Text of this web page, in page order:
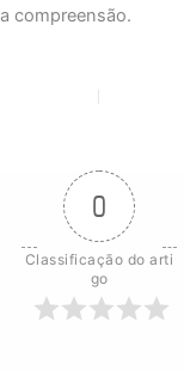
compreensão.
0
Classificação do arti
go